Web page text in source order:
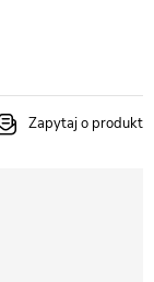
Zapytaj o produkt